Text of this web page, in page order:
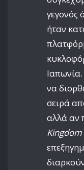
γεγονός
ήταν
να
σειρά
αλλά αν